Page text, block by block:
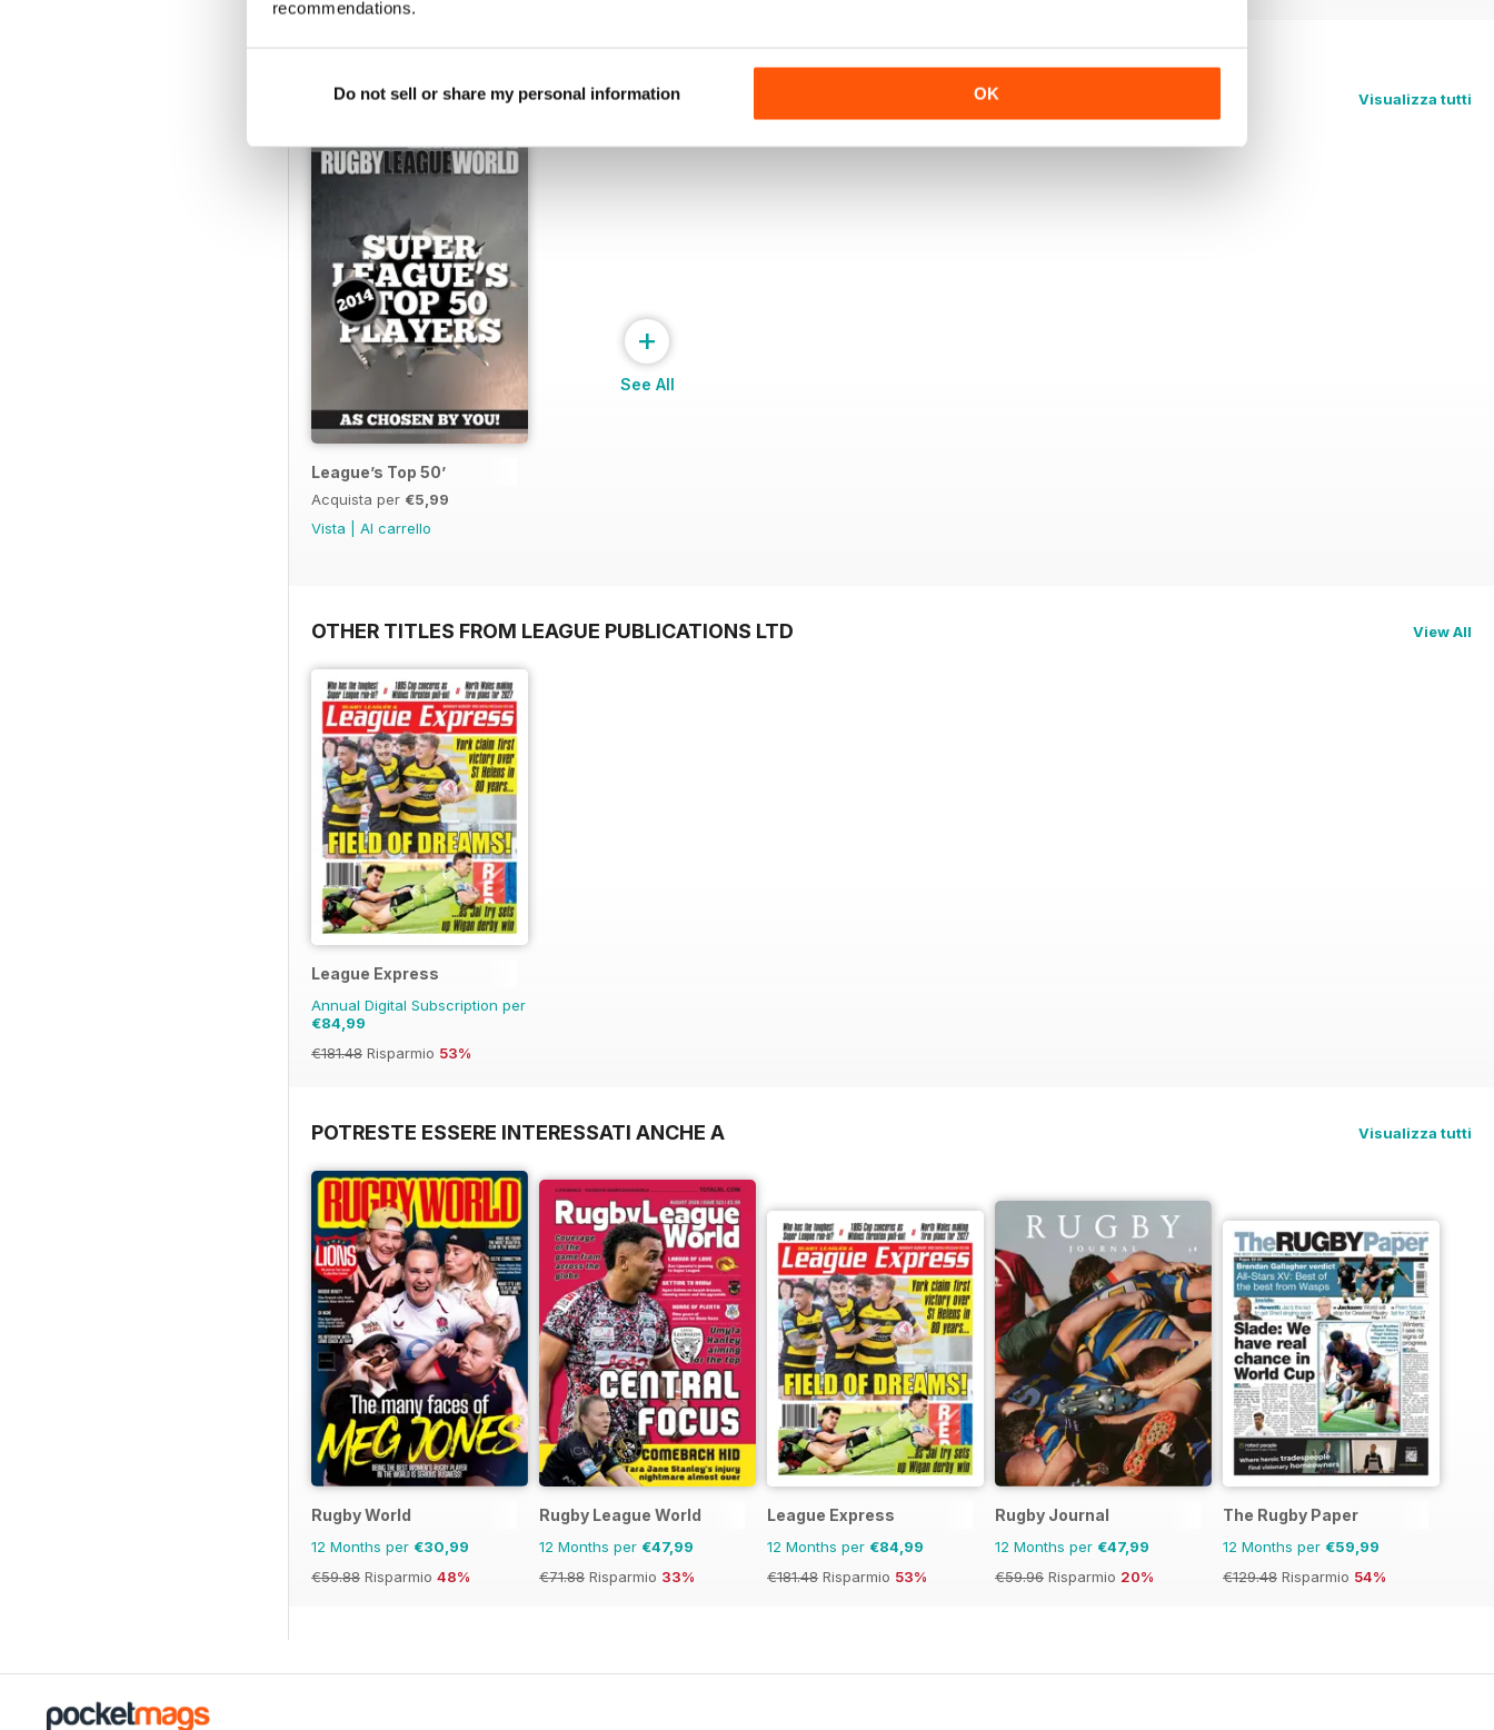
recommendations.
Do not sell or share my personal information OK
SPECIAL EDITIONS Visualizza tutti
League’s Top 50’
Acquista per €5,99
Vista
Al carrello
+
See All
OTHER TITLES FROM LEAGUE PUBLICATIONS LTD View All
League Express
Annual Digital Subscription per
€84,99
€181.48 Risparmio 53%
POTRESTE ESSERE INTERESSATI ANCHE A Visualizza tutti
Rugby World
12 Months per €30,99
€59.88 Risparmio 48%
Rugby League World
12 Months per €47,99
€71.88 Risparmio 33%
League Express
12 Months per €84,99
€181.48 Risparmio 53%
Rugby Journal
12 Months per €47,99
€59.96 Risparmio 20%
The Rugby Paper
12 Months per €59,99
€129.48 Risparmio 54%